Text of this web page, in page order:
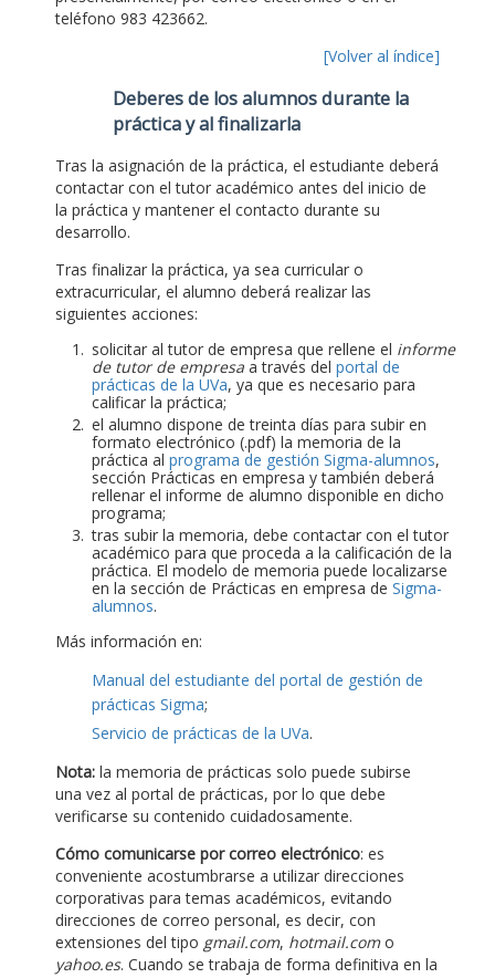
teléfono 983 423662.
[Volver al índice]
Deberes de los alumnos durante la
práctica y al finalizarla
Tras la asignación de la práctica, el estudiante deberá
contactar con el tutor académico antes del inicio de
la práctica y mantener el contacto durante su
desarrollo.
Tras finalizar la práctica, ya sea curricular o
extracurricular, el alumno deberá realizar las
siguientes acciones:
solicitar al tutor de empresa que rellene el informe
de tutor de empresa a través del portal de
prácticas de la UVa, ya que es necesario para
calificar la práctica;
el alumno dispone de treinta días para subir en
formato electrónico (.pdf) la memoria de la
práctica al programa de gestión Sigma-alumnos,
sección Prácticas en empresa y también deberá
rellenar el informe de alumno disponible en dicho
programa;
tras subir la memoria, debe contactar con el tutor
académico para que proceda a la calificación de la
práctica. El modelo de memoria puede localizarse
en la sección de Prácticas en empresa de Sigma-
alumnos.
Más información en:
Manual del estudiante del portal de gestión de
prácticas Sigma;
Servicio de prácticas de la UVa.
Nota: la memoria de prácticas solo puede subirse
una vez al portal de prácticas, por lo que debe
verificarse su contenido cuidadosamente.
Cómo comunicarse por correo electrónico: es
conveniente acostumbrarse a utilizar direcciones
corporativas para temas académicos, evitando
direcciones de correo personal, es decir, con
extensiones del tipo gmail.com, hotmail.como
yahoo.es. Cuando se trabaja de forma definitiva en la